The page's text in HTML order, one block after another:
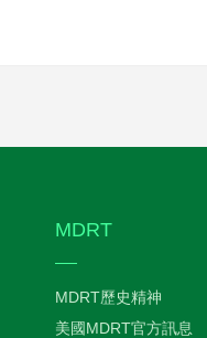
MDRT
MDRT歷史精神
美國MDRT官方訊息